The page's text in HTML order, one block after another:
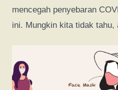
mencegah penyebaran
ini. Mungkin kita tidak